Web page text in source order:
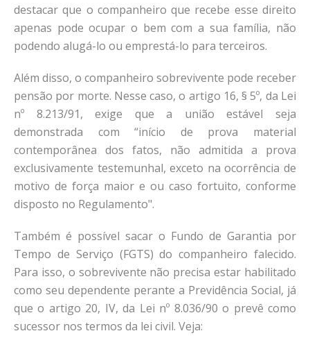
destacar que o companheiro que recebe esse direito
apenas pode ocupar o bem com a sua família, não
podendo alugá-lo ou emprestá-lo para terceiros.
Além disso, o companheiro sobrevivente pode receber
pensão por morte. Nesse caso, o artigo 16, § 5º, da Lei
nº 8.213/91, exige que a união estável seja
demonstrada com “início de prova material
contemporânea dos fatos, não admitida a prova
exclusivamente testemunhal, exceto na ocorrência de
motivo de força maior e ou caso fortuito, conforme
disposto no Regulamento".
Também é possível sacar o Fundo de Garantia por
Tempo de Serviço (FGTS) do companheiro falecido.
Para isso, o sobrevivente não precisa estar habilitado
como seu dependente perante a Previdência Social, já
que o artigo 20, IV, da Lei nº 8.036/90 o prevê como
sucessor nos termos da lei civil. Veja: